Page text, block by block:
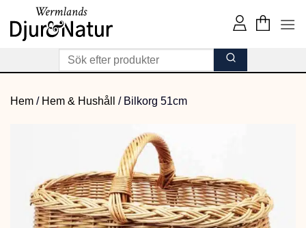
content
Hem / Hem & Hushåll / Bilkorg 51cm